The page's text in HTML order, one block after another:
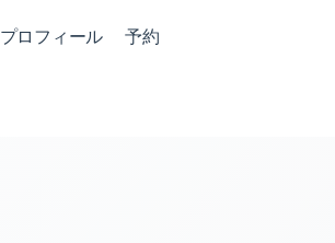
プロフィール 予約